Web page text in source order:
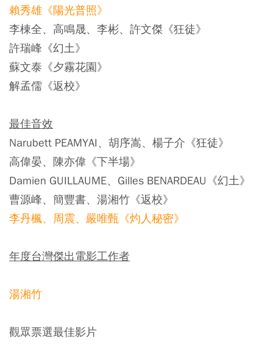
賴秀雄《陽光普照》
李棟全、高鳴晟、李彬、許文傑《狂徒》
許瑞峰《幻土》
蘇文泰《夕霧花園》
解孟儒《返校》
最佳音效
Narubett PEAMYAI、胡序嵩、楊子介《狂徒》
高偉晏、陳亦偉《下半場》
Damien GUILLAUME、Gilles BENARDEAU《幻土》
曹源峰、簡豐書、湯湘竹《返校》
李丹楓、周震、嚴唯甄《灼人秘密》
年度台灣傑出電影工作者
湯湘竹
觀眾票選最佳影片